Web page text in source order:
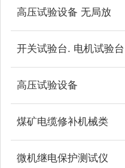
高压试验设备 无局放
开关试验台. 电机试验台
高压试验设备
煤矿电缆修补机械类
微机继电保护测试仪